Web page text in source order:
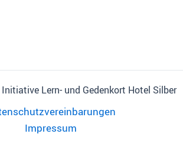
Lern- und Gedenkort Hotel Silber
Impressum